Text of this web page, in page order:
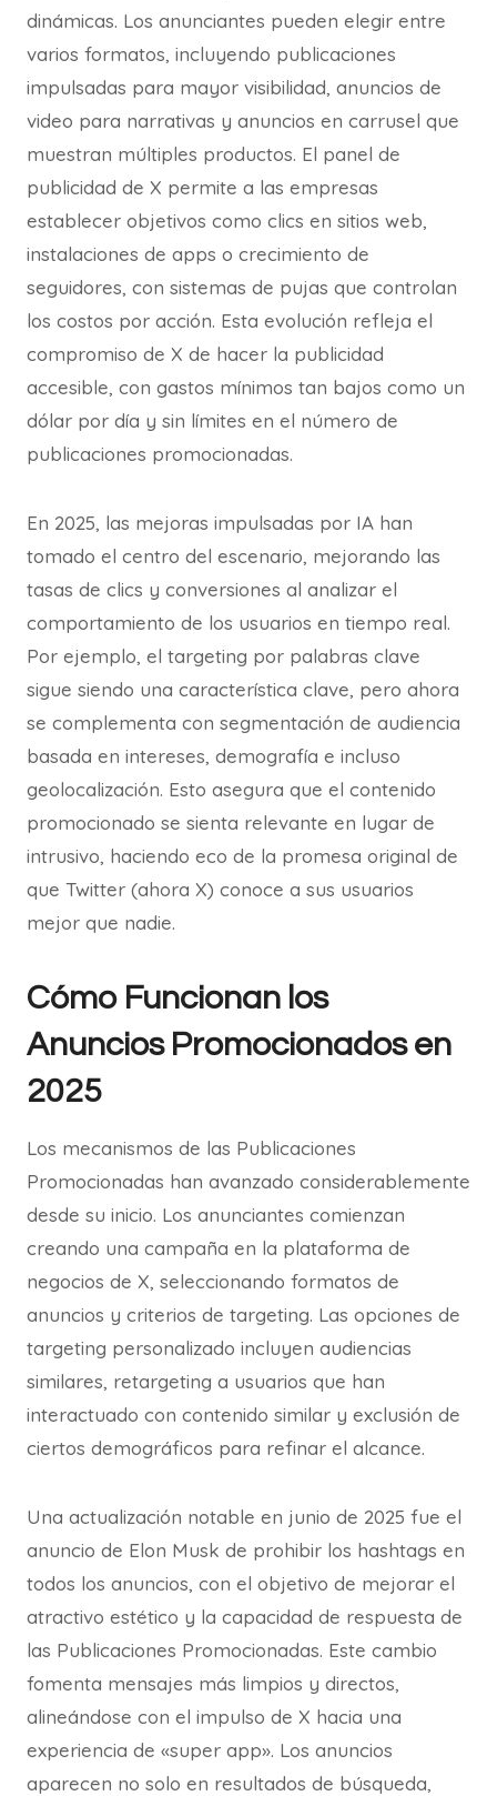
dinámicas. Los anunciantes pueden elegir entre
varios formatos, incluyendo publicaciones
impulsadas para mayor visibilidad, anuncios de
video para narrativas y anuncios en carrusel que
muestran múltiples productos. El panel de
publicidad de X permite a las empresas
establecer objetivos como clics en sitios web,
instalaciones de apps o crecimiento de
seguidores, con sistemas de pujas que controlan
los costos por acción. Esta evolución refleja el
compromiso de X de hacer la publicidad
accesible, con gastos mínimos tan bajos como un
dólar por día y sin límites en el número de
publicaciones promocionadas.
En 2025, las mejoras impulsadas por IA han
tomado el centro del escenario, mejorando las
tasas de clics y conversiones al analizar el
comportamiento de los usuarios en tiempo real.
Por ejemplo, el targeting por palabras clave
sigue siendo una característica clave, pero ahora
se complementa con segmentación de audiencia
basada en intereses, demografía e incluso
geolocalización. Esto asegura que el contenido
promocionado se sienta relevante en lugar de
intrusivo, haciendo eco de la promesa original de
que Twitter (ahora X) conoce a sus usuarios
mejor que nadie.
Cómo Funcionan los
Anuncios Promocionados en
2025
Los mecanismos de las Publicaciones
Promocionadas han avanzado considerablemente
desde su inicio. Los anunciantes comienzan
creando una campaña en la plataforma de
negocios de X, seleccionando formatos de
anuncios y criterios de targeting. Las opciones de
targeting personalizado incluyen audiencias
similares, retargeting a usuarios que han
interactuado con contenido similar y exclusión de
ciertos demográficos para refinar el alcance.
Una actualización notable en junio de 2025 fue el
anuncio de Elon Musk de prohibir los hashtags en
todos los anuncios, con el objetivo de mejorar el
atractivo estético y la capacidad de respuesta de
las Publicaciones Promocionadas. Este cambio
fomenta mensajes más limpios y directos,
alineándose con el impulso de X hacia una
experiencia de «super app». Los anuncios
aparecen no solo en resultados de búsqueda,